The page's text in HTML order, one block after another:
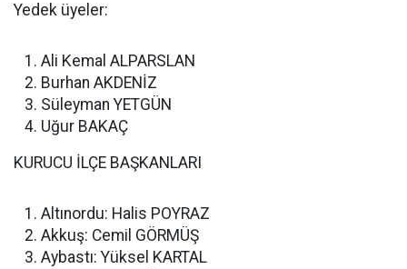
Yedek üyeler:
Ali Kemal ALPARSLAN
Burhan AKDENİZ
Süleyman YETGÜN
Uğur BAKAÇ
KURUCU İLÇE BAŞKANLARI
Altınordu: Halis POYRAZ
Akkuş: Cemil GÖRMÜŞ
Aybastı: Yüksel KARTAL